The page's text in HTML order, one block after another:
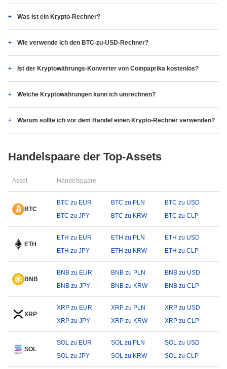
Was ist ein Krypto-Rechner?
Wie verwende ich den BTC-zu-USD-Rechner?
Ist der Kryptowährungs-Konverter von Coinpaprika kostenlos?
Welche Kryptowährungen kann ich umrechnen?
Warum sollte ich vor dem Handel einen Krypto-Rechner verwenden?
Handelspaare der Top-Assets
Asset Handelspaare
BTC
BTC zu EUR BTC zu PLN
BTC zu USD
BTC zu JPY
BTC zu KRW BTC zu CLP
ETH
ETH zu EUR ETH zu PLN
ETH zu USD
ETH zu JPY
ETH zu KRW ETH zu CLP
BNB
BNB zu EUR BNB zu PLN
BNB zu USD
BNB zu JPY
BNB zu KRW BNB zu CLP
XRP
XRP zu EUR XRP zu PLN
XRP zu USD
XRP zu JPY
XRP zu KRW XRP zu CLP
SOL
SOL zu EUR SOL zu PLN
SOL zu USD
SOL zu JPY
SOL zu KRW SOL zu CLP